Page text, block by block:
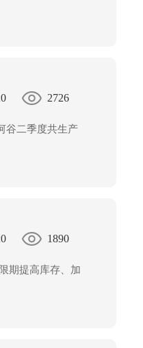
2726
谷二季度共生产
1890
期提高库存、加